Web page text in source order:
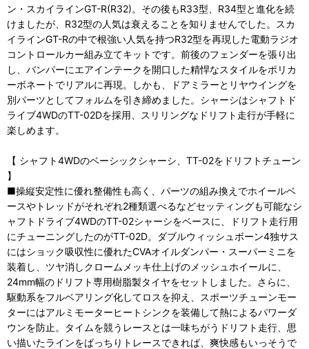
ン・スカイラインGT-R(R32)。その後もR33型、R34型と進化を続
けましたが、R32型の人気は衰えることを知りませんでした。スカ
イラインGT-Rの中で根強い人気を持つR32型を再現した電動ラジオ
コントロールカー組み立てキットです。前後のフェンダーを張り出
し、バンパーにエアインテークを開口した精悍なスタイルをポリカ
ーボネートでリアルに再現。しかも、ドアミラーとリヤウイングを
別パーツとしてフォルムを引き締めました。シャーシはシャフトド
ライブ4WDのTT-02Dを採用、スリリングなドリフト走行が手軽に
楽しめます。
【 シャフト4WDのベーシックシャーシ、TT-02をドリフトチューン
】
■操縦安定性に優れ整備性も高く、パーツの組み換えでホイールベ
ースやトレッドがそれぞれ2種類選べるなどセッティングも可能なシ
ャフトドライブ4WDのTT-02シャーシをベースに、ドリフト走行用
にチューニングしたのがTT-02D。ダブルウィッシュボーン4独サス
にはショック吸収性に優れたCVAオイルダンパー・スーパーミニを
装着し、ツヤ消しクロームメッキ仕上げのメッシュホイールに、
24mm幅のドリフト専用樹脂製タイヤをセットしました。さらに、
駆動系をフルベアリング化してロスを抑え、スポーツチューンモー
ターにはアルミモーターヒートシンクを装備して熱によるパワーダ
ウンを防止。タイムを競うレースとは一味ちがうドリフト走行、思
い描いたラインをばっちりトレースできれば、爽快感もいっそうで